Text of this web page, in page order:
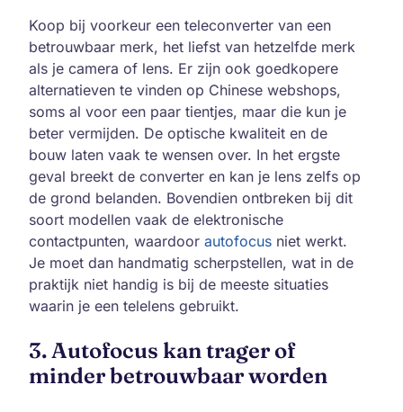
Koop bij voorkeur een teleconverter van een
betrouwbaar merk, het liefst van hetzelfde merk
als je camera of lens. Er zijn ook goedkopere
alternatieven te vinden op Chinese webshops,
soms al voor een paar tientjes, maar die kun je
beter vermijden. De optische kwaliteit en de
bouw laten vaak te wensen over. In het ergste
geval breekt de converter en kan je lens zelfs op
de grond belanden. Bovendien ontbreken bij dit
soort modellen vaak de elektronische
contactpunten, waardoor autofocus niet werkt.
Je moet dan handmatig scherpstellen, wat in de
praktijk niet handig is bij de meeste situaties
waarin je een telelens gebruikt.
3. Autofocus kan trager of
minder betrouwbaar worden